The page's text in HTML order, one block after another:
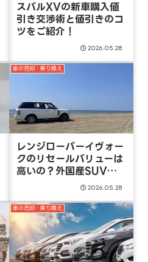
スバルXVの新車購入値
引き交渉術と値引きのコ
ツをご紹介！
2026.05.28
車の売却・乗り換え
レンジローバーイヴォー
クのリセールバリューは
高いの？外国産SUVの
2026.05.28
車の売却・乗り換え